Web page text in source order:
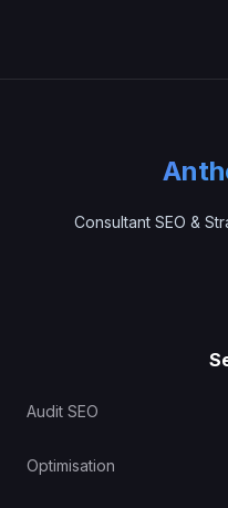
Consultant SEO &
Audit SEO
Optimisation